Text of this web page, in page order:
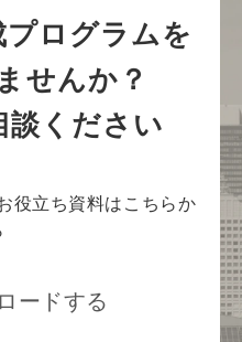
ログラムを
せんか？
談ください
役立ち資料はこちらか
ードする